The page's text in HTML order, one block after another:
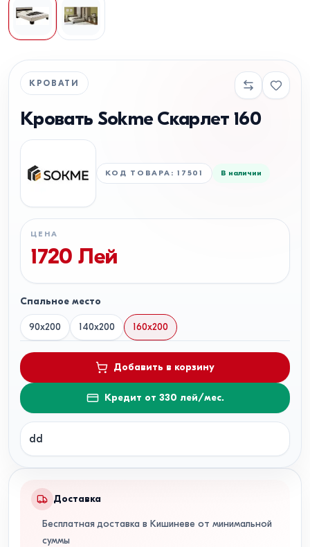
КРОВАТИ
Кровать Sokme Скарлет 160
КОД ТОВАРА :17501 В наличии
ЦЕНА
1720 Лей
Спальное место
90x200 140x200 160x200
Добавить в корзину
Кредит от 330 лей/мес.
dd
Доставка
Бесплатная доставка в Кишиневе от минимальной
суммы